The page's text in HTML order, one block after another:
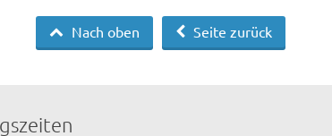
Seite zurück
Nach oben